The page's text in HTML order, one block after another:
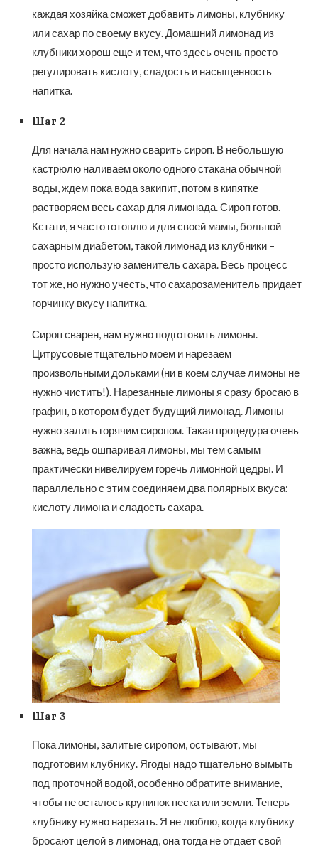
каждая хозяйка сможет добавить лимоны, клубнику
или сахар по своему вкусу. Домашний лимонад из
клубники хорош еще и тем, что здесь очень просто
регулировать кислоту, сладость и насыщенность
напитка.
Шаг 2
Для начала нам нужно сварить сироп. В небольшую
кастрюлю наливаем около одного стакана обычной
воды, ждем пока вода закипит, потом в кипятке
растворяем весь сахар для лимонада. Сироп готов.
Кстати, я часто готовлю и для своей мамы, больной
сахарным диабетом, такой лимонад из клубники –
просто использую заменитель сахара. Весь процесс
тот же, но нужно учесть, что сахарозаменитель придает
горчинку вкусу напитка.
Сироп сварен, нам нужно подготовить лимоны.
Цитрусовые тщательно моем и нарезаем
произвольными дольками (ни в коем случае лимоны не
нужно чистить!). Нарезанные лимоны я сразу бросаю в
графин, в котором будет будущий лимонад. Лимоны
нужно залить горячим сиропом. Такая процедура очень
важна, ведь ошпаривая лимоны, мы тем самым
практически нивелируем горечь лимонной цедры. И
параллельно с этим соединяем два полярных вкуса:
кислоту лимона и сладость сахара.
Шаг 3
Пока лимоны, залитые сиропом, остывают, мы
подготовим клубнику. Ягоды надо тщательно вымыть
под проточной водой, особенно обратите внимание,
чтобы не осталось крупинок песка или земли. Теперь
клубнику нужно нарезать. Я не люблю, когда клубнику
бросают целой в лимонад, она тогда не отдает свой